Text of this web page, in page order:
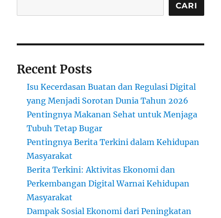
CARI
Recent Posts
Isu Kecerdasan Buatan dan Regulasi Digital
yang Menjadi Sorotan Dunia Tahun 2026
Pentingnya Makanan Sehat untuk Menjaga
Tubuh Tetap Bugar
Pentingnya Berita Terkini dalam Kehidupan
Masyarakat
Berita Terkini: Aktivitas Ekonomi dan
Perkembangan Digital Warnai Kehidupan
Masyarakat
Dampak Sosial Ekonomi dari Peningkatan